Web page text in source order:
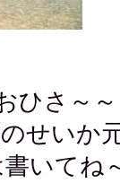
さ～～
せいか
いてね